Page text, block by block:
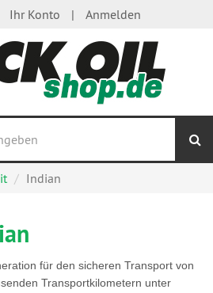
Ihr Konto Anmelden
Indian
für den sicheren Transport von
Transportkilometern unter